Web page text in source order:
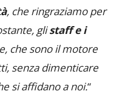
, che ringraziamo per
glistaff e i
che sono il motore
senza dimenticare
si affidano a noi.“